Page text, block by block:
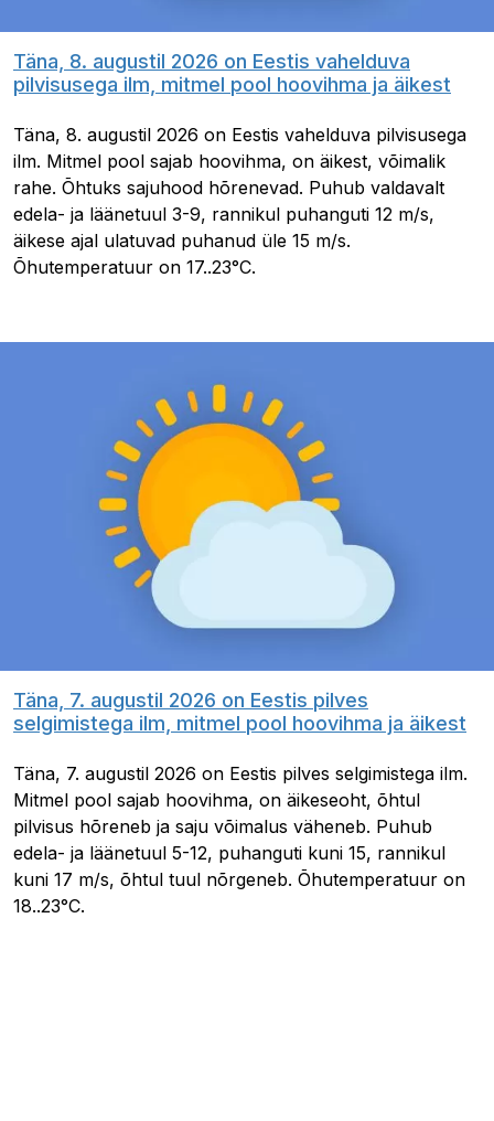
Täna, 8. augustil 2026 on Eestis vahelduva
pilvisusega ilm, mitmel pool hoovihma ja äikest
Täna, 8. augustil 2026 on Eestis vahelduva pilvisusega
ilm. Mitmel pool sajab hoovihma, on äikest, võimalik
rahe. Õhtuks sajuhood hõrenevad. Puhub valdavalt
edela- ja läänetuul 3-9, rannikul puhanguti 12 m/s,
äikese ajal ulatuvad puhanud üle 15 m/s.
Õhutemperatuur on 17..23°C.
Täna, 7. augustil 2026 on Eestis pilves
selgimistega ilm, mitmel pool hoovihma ja äikest
Täna, 7. augustil 2026 on Eestis pilves selgimistega ilm.
Mitmel pool sajab hoovihma, on äikeseoht, õhtul
pilvisus hõreneb ja saju võimalus väheneb. Puhub
edela- ja läänetuul 5-12, puhanguti kuni 15, rannikul
kuni 17 m/s, õhtul tuul nõrgeneb. Õhutemperatuur on
18..23°C.